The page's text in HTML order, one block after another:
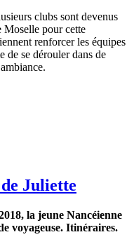
clubs sont devenus
Moselle pour cette
renforcer les équipes
de se dérouler dans de
Juliette
la jeune Nancéienne
voyageuse. Itinéraires.